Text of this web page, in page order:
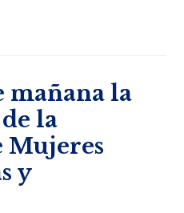
mañana la
la
Mujeres
y